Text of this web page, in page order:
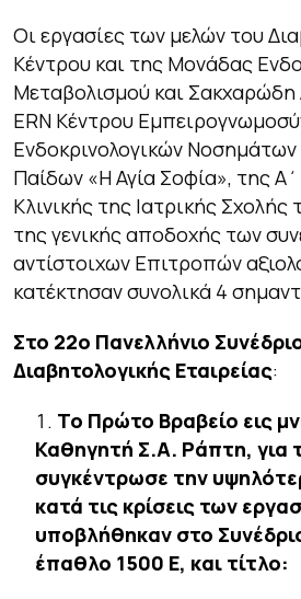
Οι εργασίες των μελών του
Κέντρου και της Μονάδας
Μεταβολισμού και Σακχαρώδη
ERN Κέντρου
Ενδοκρινολογικών
Παίδων «Η Αγία Σοφία», της
Κλινικής της Ιατρικής
της γενικής αποδοχής των
αντίστοιχων Επιτροπών
κατέκτησαν συνολικά 4
Στο 22o Πανελλήνιο
Διαβητολογικής Εταιρείας:
Το Πρώτο Βραβείο εις
Καθηγητή Σ.Α. Ράπτη, για
συγκέντρωσε την
κατά τις κρίσεις των
υποβλήθηκαν στο
έπαθλο 1500 Ε, και τίτλο: